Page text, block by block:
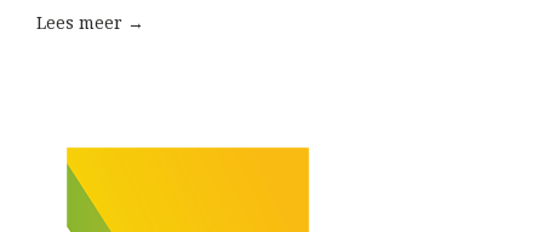
Lees meer →